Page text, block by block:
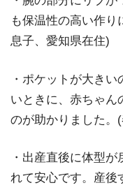
も保温性の高い作
息子、愛知県在住)
・ポケットが大き
いときに、赤ちゃん
のが助かりました。
・出産直後に体型
れて安心です。産後